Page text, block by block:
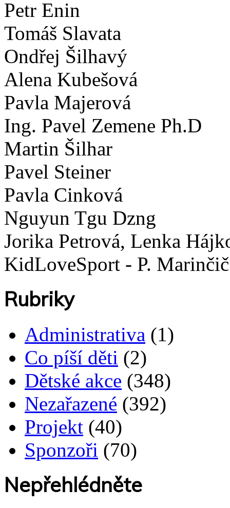
Petr Enin
Tomáš Slavata
Ondřej Šilhavý
Alena Kubešová
Pavla Majerová
Ing. Pavel Zemene Ph.D
Martin Šilhar
Pavel Steiner
Pavla Cinková
Nguyun Tgu Dzng
Jorika Petrová, Lenka
KidLoveSport - P. Marinčič
Rubriky
Administrativa (1)
Co píší děti (2)
Dětské akce (348)
Nezařazené (392)
Projekt (40)
Sponzoři (70)
Nepřehlédněte